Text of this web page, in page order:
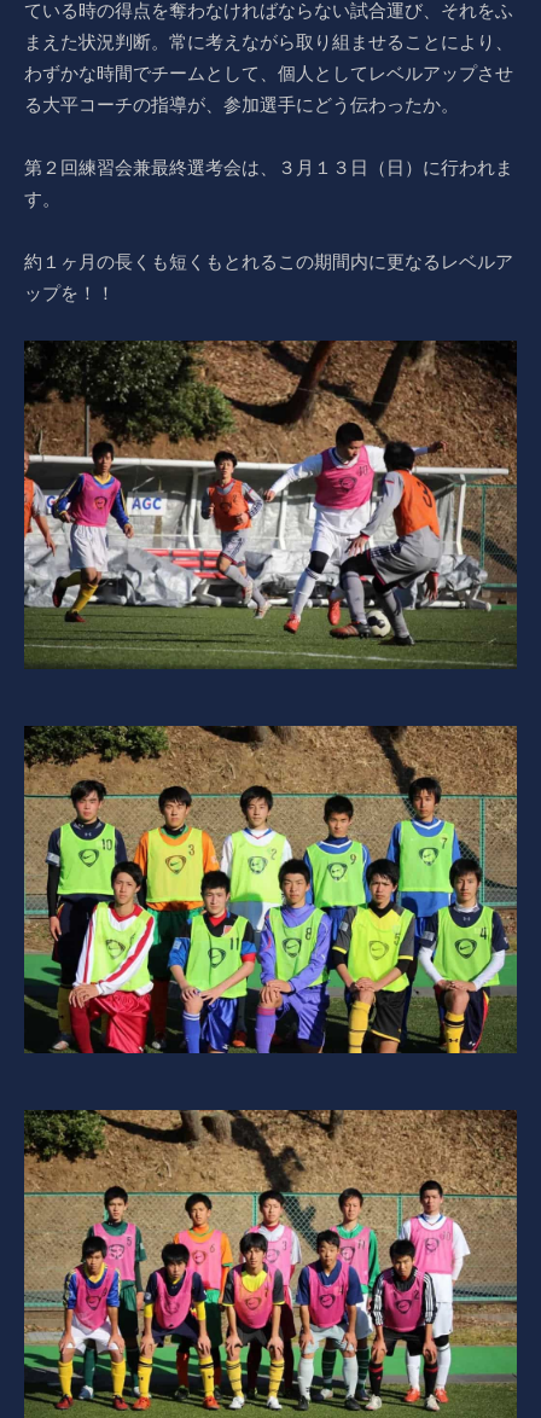
ている時の得点を奪わなければならない試合運び、それをふ
まえた状況判断。常に考えながら取り組ませることにより、
わずかな時間でチームとして、個人としてレベルアップさせ
る大平コーチの指導が、参加選手にどう伝わったか。
第２回練習会兼最終選考会は、３月１３日（日）に行われま
す。
約１ヶ月の長くも短くもとれるこの期間内に更なるレベルア
ップを！！